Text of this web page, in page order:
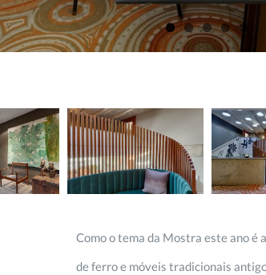
Como o tema da Mostra este ano é
de ferro e móveis tradicionais